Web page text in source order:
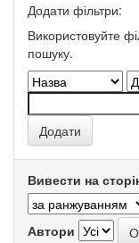
Додати фільтри:
Використовуйте
пошуку.
Вивести на
Автори